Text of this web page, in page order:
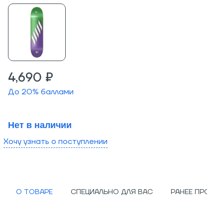
4,690 ₽
До 20% баллами
Нет в наличии
Хочу узнать о поступлении
О ТОВАРЕ СПЕЦИАЛЬНО ДЛЯ ВАС РАНЕЕ